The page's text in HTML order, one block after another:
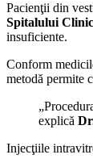
Pacienţii din
Spitalului
insuficiente.
Conform
metodă permite
explică
Injecţiile